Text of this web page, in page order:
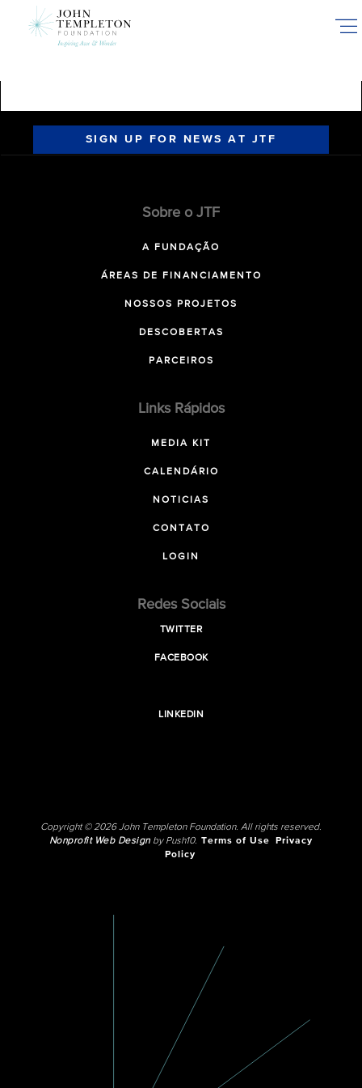
SIGN UP FOR NEWS AT JTF
Sobre o JTF
A FUNDAÇÃO
ÁREAS DE FINANCIAMENTO
NOSSOS PROJETOS
DESCOBERTAS
PARCEIROS
Links Rápidos
MEDIA KIT
CALENDÁRIO
NOTICIAS
CONTATO
LOGIN
Redes Sociais
TWITTER
FACEBOOK
LINKEDIN
Copyright © 2026 John Templeton Foundation. All rights reserved.
Nonprofit Web Designby Push10. Terms of Use
Privacy
Policy